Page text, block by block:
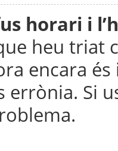
horari i
heu triat
encara
errònia. Si